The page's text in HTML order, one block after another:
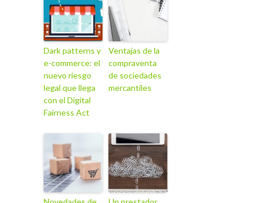
Dark patterns y
e-commerce: el
nuevo riesgo
legal que llega
con el Digital
Fairness Act
Ventajas de la
compraventa
de sociedades
mercantiles